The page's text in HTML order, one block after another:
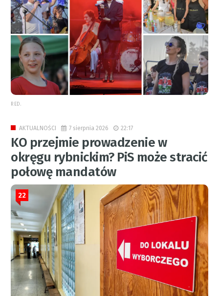
RED.
AKTUALNOŚCI 7 sierpnia 2026 22:17
KO przejmie prowadzenie w
okręgu rybnickim? PiS może stracić
połowę mandatów
22